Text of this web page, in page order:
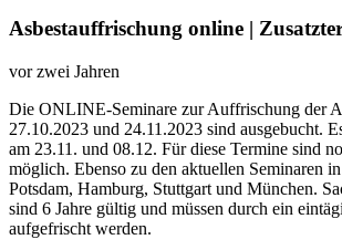
Asbestauffrischung online |
vor zwei Jahren
Die ONLINE-Seminare zur Auffrischung der
27.10.2023 und 24.11.2023 sind ausgebucht.
am 23.11. und 08.12. Für diese Termine sind
möglich. Ebenso zu den aktuellen Seminaren
Potsdam, Hamburg, Stuttgart und München.
sind 6 Jahre gültig und müssen durch ein
aufgefrischt werden.